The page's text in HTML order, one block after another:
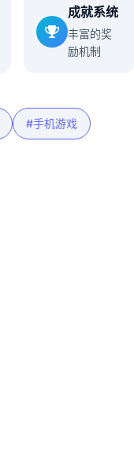
成就系统
丰富的奖
励机制
#手机游戏